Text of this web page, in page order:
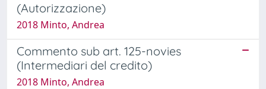
(Autorizzazione)
2018 Minto, Andrea
Commento sub art. 125-novies
(Intermediari del credito)
2018 Minto, Andrea